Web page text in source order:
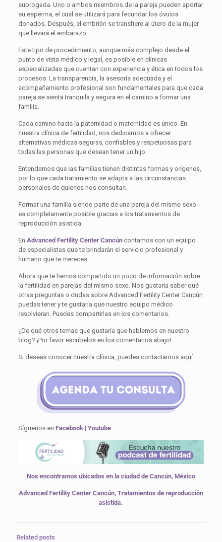
subrogada. Uno o ambos miembros de la pareja pueden aportar
su esperma, el cual se utilizará para fecundar los óvulos
donados. Después, el embrión se transfiere al útero de la mujer
que llevará el embarazo.
Este tipo de procedimiento, aunque más complejo desde el
punto de vista médico y legal, es posible en clínicas
especializadas que cuentan con experiencia y ética en todos los
procesos. La transparencia, la asesoría adecuada y el
acompañamiento profesional son fundamentales para que cada
pareja se sienta tranquila y segura en el camino a formar una
familia.
Cada camino hacia la paternidad o maternidad es único. En
nuestra clínica de fertilidad, nos dedicamos a ofrecer
alternativas médicas seguras, confiables y respetuosas para
todas las personas que desean tener un hijo.
Entendemos que las familias tienen distintas formas y orígenes,
por lo que cada tratamiento se adapta a las circunstancias
personales de quienes nos consultan.
Formar una familia siendo parte de una pareja del mismo sexo
es completamente posible gracias a los tratamientos de
reproducción asistida.
En Advanced Fertility Center Cancúncontamos con un equipo
de especialistas que te brindarán el servicio profesional y
humano que te mereces.
Ahora que te hemos compartido un poco de información sobre
la fertilidad en parejas del mismo sexo. Nos gustaría saber qué
otras preguntas o dudas sobre Advanced Fertility Center Cancún
puedas tener y te gustaría que nuestro equipo médico
resolvieran. Puedes compartirlas en los comentarios.
¿De qué otros temas que gustaría que hablemos en nuestro
blog? ¡Por favor escríbelos en los comentarios abajo!
Si deseas conocer nuestra clínica, puedes contactarnos aquí.
Síguenos en Facebook| Youtube
Nos encontramos ubicados en la ciudad de Cancún, México
Advanced Fertility Center Cancún, Tratamientos de reproducción
asistida.
Related posts